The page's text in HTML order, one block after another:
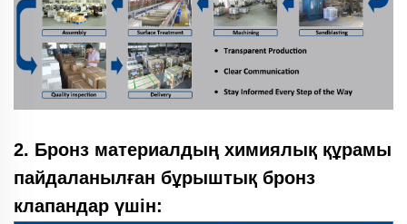
2. Бронз материалдың химиялық құрамы
пайдаланылған бұрыштық бронз
клапандар үшін: